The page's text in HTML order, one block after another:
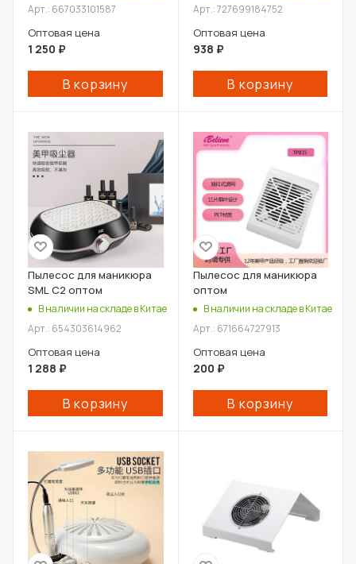
Арт.: 667033101587
Оптовая цена
1 250 ₽
В корзину
Арт.: 727699184752
Оптовая цена
938 ₽
В корзину
Пылесос для маникюра
SML C2 оптом
В наличии на складе в Китае
Арт.: 654303614962
Оптовая цена
1 288 ₽
В корзину
Пылесос для маникюра
оптом
В наличии на складе в Китае
Арт.: 671664727913
Оптовая цена
200 ₽
В корзину